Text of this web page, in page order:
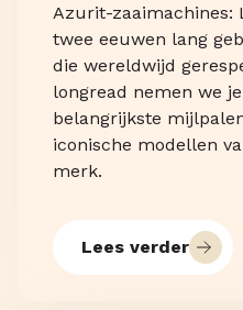
Azurit-zaaimachines:
twee eeuwen lang
die wereldwijd
longread nemen we
belangrijkste
iconische modellen
merk.
Lees verder